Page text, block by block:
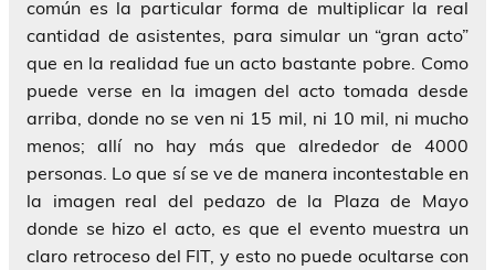
común es la particular forma de multiplicar la real
cantidad de asistentes, para simular un “gran acto”
que en la realidad fue un acto bastante pobre. Como
puede verse en la imagen del acto tomada desde
arriba, donde no se ven ni 15 mil, ni 10 mil, ni mucho
menos; allí no hay más que alrededor de 4000
personas. Lo que sí se ve de manera incontestable en
la imagen real del pedazo de la Plaza de Mayo
donde se hizo el acto, es que el evento muestra un
claro retroceso del FIT, y esto no puede ocultarse con